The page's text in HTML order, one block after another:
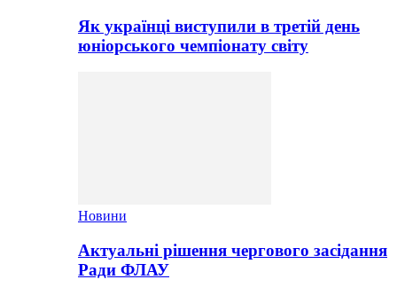
Як українці виступили в третій день
юніорського чемпіонату світу
Новини
Актуальні рішення чергового засідання
Ради ФЛАУ